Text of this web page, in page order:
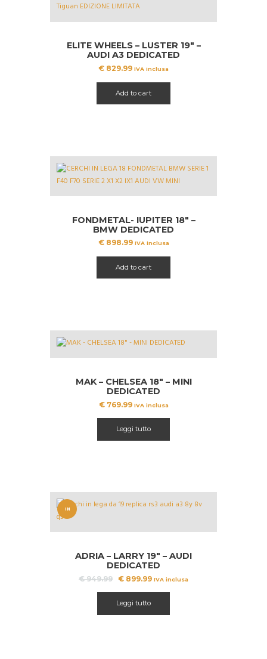
ELITE WHEELS – LUSTER 19″ –
AUDI A3 DEDICATED
€ 829.99 IVA inclusa
Add to cart
FONDMETAL- IUPITER 18″ –
BMW DEDICATED
€898.99 IVA inclusa
Add to cart
MAK – CHELSEA 18″ – MINI
DEDICATED
€769.99 IVA inclusa
Leggi tutto
IN
ADRIA – LARRY 19″ – AUDI
DEDICATED
€949.99 Il
era:
€ 949.99.
€ 899.99Il
€ 899.99.
IVA inclusa
Leggi tutto